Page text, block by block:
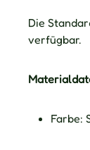
Die
verfügbar.
Farbe: